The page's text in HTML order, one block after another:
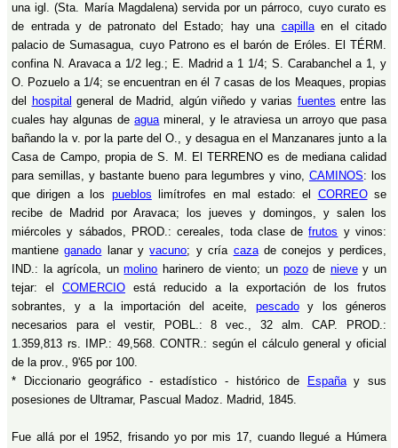
una igl. (Sta. María Magdalena) servida por un párroco, cuyo curato es
de entrada y de patronato del Estado; hay una capillaen el citado
palacio de Sumasagua, cuyo Patrono es el barón de Eróles. El TÉRM.
confina N. Aravaca a 1/2 leg.; E. Madrid a 1 1/4; S. Carabanchel a 1, y
O. Pozuelo a 1/4; se encuentran en él 7 casas de los Meaques, propias
del
hospital general de Madrid, algún viñedo y varias fuentes entre las
cuales hay algunas deaguamineral, y le atraviesa un arroyo que pasa
bañando la v. por la parte del O., y desagua en el Manzanares junto a la
Casa de Campo, propia de S. M. El TERRENO es de mediana calidad
para semillas, y bastante bueno para legumbres y vino, CAMINOS: los
que dirigen a los pueblos limítrofes en mal estado: el CORREOse
recibe de Madrid por Aravaca; los jueves y domingos, y salen los
miércoles y sábados, PROD.: cereales, toda clase defrutos y vinos:
mantieneganado lanar yvacuno; y cría cazade conejos y perdices,
IND.: la agrícola, unmolino harinero de viento; un pozode nievey un
tejar: el COMERCIO está reducido a la exportación de los frutos
sobrantes, y a la importación del aceite, pescadoy los géneros
necesarios para el vestir, POBL.: 8 vec., 32 alm. CAP. PROD.:
1.359,813 rs. IMP.: 49,568. CONTR.: según el cálculo general y oficial
de la prov., 9'65 por 100.
* Diccionario geográfico - estadístico - histórico de
Españay sus
posesiones de Ultramar, Pascual Madoz. Madrid, 1845.
Fue allá por el 1952, frisando yo por mis 17, cuando llegué a Húmera